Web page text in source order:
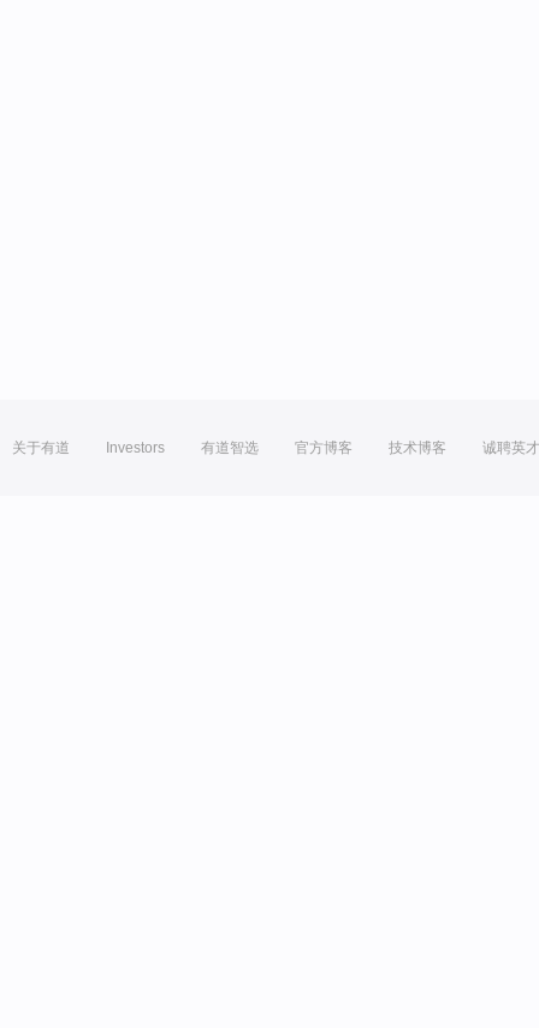
关于有道 Investors 有道智选 官方博客 技术博客 诚聘英才